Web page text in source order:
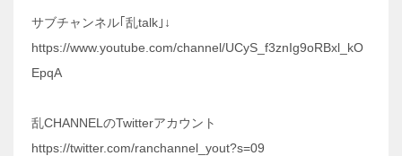
サブチャンネル｢乱talk｣↓
https://www.youtube.com/channel/UCyS_f3znIg9oRBxl_kO
EpqA
乱CHANNELのTwitterアカウント
https://twitter.com/ranchannel_yout?s=09